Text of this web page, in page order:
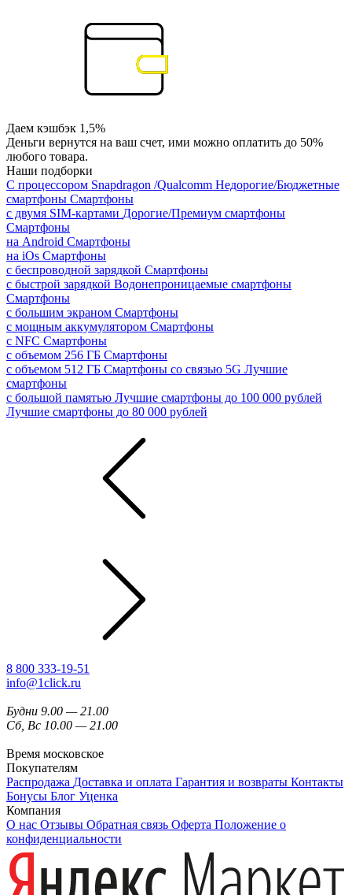
Даем кэшбэк 1,5%
Деньги вернутся на ваш счет, ими можно оплатить до 50%
любого товара.
Наши подборки
С процессором Snapdragon /Qualcomm Недорогие/Бюджетные
смартфоны Смартфоны
с двумя SIM-картами Дорогие/Премиум смартфоны
Смартфоны
на Android Смартфоны
на iOs Смартфоны
с беспроводной зарядкой Смартфоны
с быстрой зарядкой Водонепроницаемые смартфоны
Смартфоны
с большим экраном Смартфоны
с мощным аккумулятором Смартфоны
с NFC Смартфоны
с объемом 256 ГБ Смартфоны
с объемом 512 ГБ Смартфоны со связью 5G Лучшие
смартфоны
с большой памятью Лучшие смартфоны до 100 000 рублей
Лучшие смартфоны до 80 000 рублей
8 800 333-19-51
info@1click.ru
Будни 9.00 — 21.00
Сб, Вс 10.00 — 21.00
Время московское
Покупателям
Распродажа Доставка и оплата Гарантия и возвраты Контакты
Бонусы Блог Уценка
Компания
О нас Отзывы Обратная связь Оферта Положение о
конфиденциальности